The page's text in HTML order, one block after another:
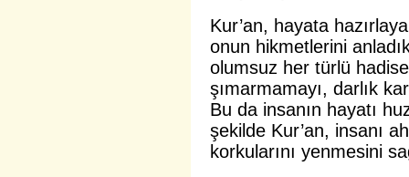
Kur’an, hayata
onun hikmetlerini
olumsuz her türlü
şımarmamayı, darlık
Bu da insanın hayatı
şekilde Kur’an, insanı
korkularını yenmesini